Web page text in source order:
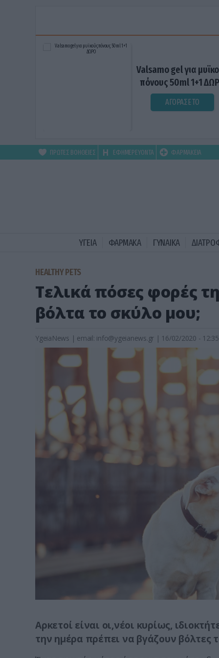
Valsamo gel για
πόνους 50ml 1+1
ΑΓΟΡΑΣΕ ΤΟ
ΠΡΩΤΕΣ ΒΟΗΘΕΙΕΣ ΕΦΗΜΕΡΕΥΟΝΤΑ ΦΑΡΜΑΚΕΙΑ
ΥΓΕΙΑ ΦΑΡΜΑΚΑ ΓΥΝΑΙΚΑ
HEALTHY PETS
Τελικά πόσες φορές
βόλτα το σκύλο μου;
YgeiaNews | email: info@ygeianews.gr | 16/02/2020 - 12:35
Αρκετοί είναι οι,νέοι κυρίως,
την ημέρα πρέπει να βγάζουν βόλτες